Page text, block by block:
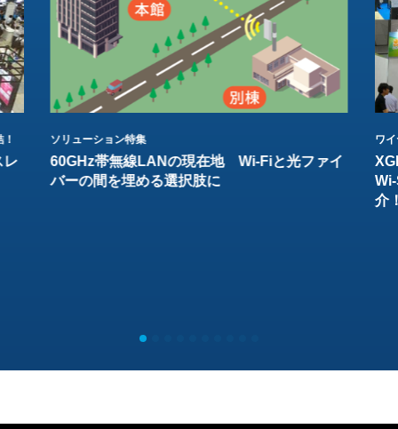
レ
ソリューション特集
60GHz帯無線LANの現在地 Wi-Fiと光ファイ
バーの間を埋める選択肢に
ワ
介